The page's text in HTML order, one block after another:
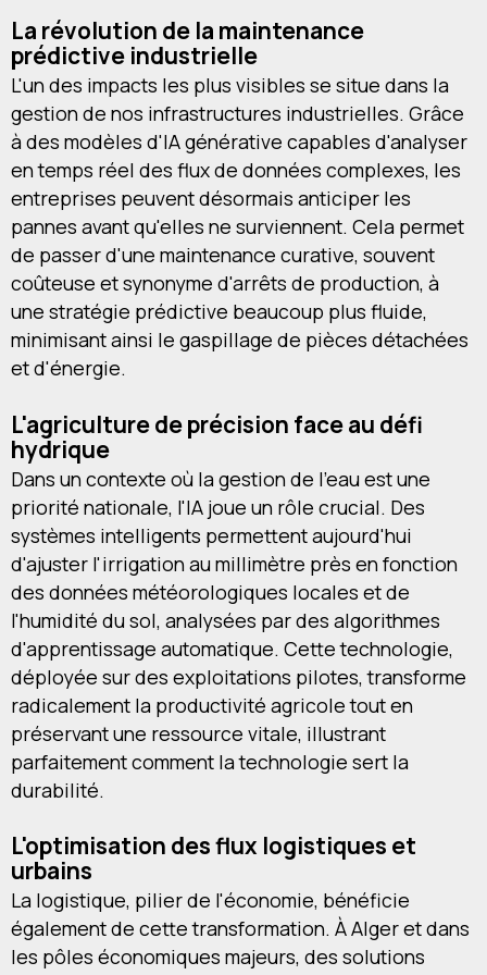
La révolution de la maintenance
prédictive industrielle
L'un des impacts les plus visibles se situe dans la
gestion de nos infrastructures industrielles. Grâce
à des modèles d'IA générative capables d'analyser
en temps réel des flux de données complexes, les
entreprises peuvent désormais anticiper les
pannes avant qu'elles ne surviennent. Cela permet
de passer d'une maintenance curative, souvent
coûteuse et synonyme d'arrêts de production, à
une stratégie prédictive beaucoup plus fluide,
minimisant ainsi le gaspillage de pièces détachées
et d'énergie.
L'agriculture de précision face au défi
hydrique
Dans un contexte où la gestion de l'eau est une
priorité nationale, l'IA joue un rôle crucial. Des
systèmes intelligents permettent aujourd'hui
d'ajuster l'irrigation au millimètre près en fonction
des données météorologiques locales et de
l'humidité du sol, analysées par des algorithmes
d'apprentissage automatique. Cette technologie,
déployée sur des exploitations pilotes, transforme
radicalement la productivité agricole tout en
préservant une ressource vitale, illustrant
parfaitement comment la technologie sert la
durabilité.
L'optimisation des flux logistiques et
urbains
La logistique, pilier de l'économie, bénéficie
également de cette transformation. À Alger et dans
les pôles économiques majeurs, des solutions